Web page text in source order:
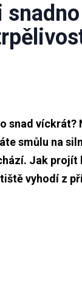
snad víckrát?
smůlu na
Jak
vyhodí z